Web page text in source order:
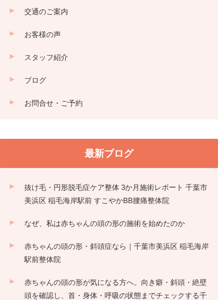
交通のご案内
お客様の声
スタッフ紹介
ブログ
お問合せ・ご予約
最新ブログ
抜け毛・円形脱毛症ケア整体 3か月施術レポート 千葉市
美浜区 稲毛海岸駅前 すこやかBB腰痛整体院
なぜ、私は赤ちゃんの頭の形の施術を始めたのか
赤ちゃんの頭の形・斜頭症なら｜千葉市美浜区 稲毛海岸
駅前整体院
赤ちゃんの頭の形が気になる方へ。向き癖・斜頭・絶壁
頭を確認し、首・身体・呼吸の状態までチェックする千